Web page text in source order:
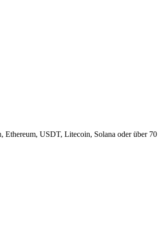
Ethereum, USDT, Litecoin, Solana oder über 70